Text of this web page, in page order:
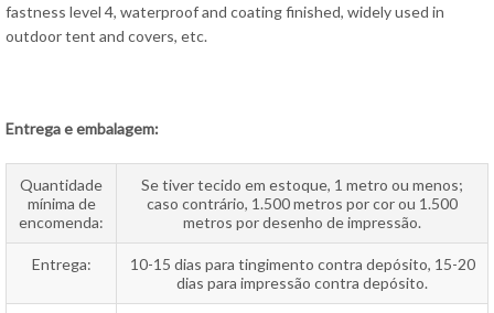
fastness level 4, waterproof and coating finished, widely used in
outdoor tent and covers, etc.
Entrega e embalagem:
Quantidade
mínima de
encomenda:
Se tiver tecido em estoque, 1 metro ou menos;
caso contrário, 1.500 metros por cor ou 1.500
metros por desenho de impressão.
Entrega:
10-15 dias para tingimento contra depósito, 15-20
dias para impressão contra depósito.